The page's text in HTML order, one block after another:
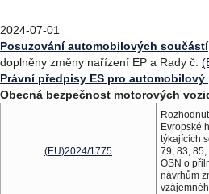
2024-07-01
Posuzování automobilových součástí
doplněny změny nařízení EP a Rady č.
Právní předpisy ES pro automobilový
Obecná bezpečnost motorových
(EU)2024/1775
Evropské
týkajících
79, 83,
OSN o
návrhům